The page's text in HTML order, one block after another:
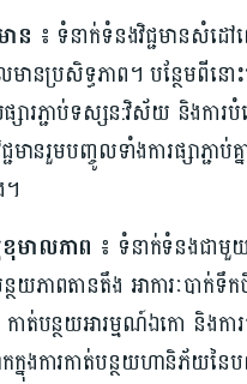
ន ៖ ទំនាក់ទំនង​វិជ្ជមាន​សំដៅ
មាន​ប្រសិទ្ធភាព។ បន្ថែម​ពីន
ជាប់​ទស្សន:វិស័យ និង​ការបំព
មាន​រួមបញ្ចូល​ទាំងការ​ផ្សាភ្
។
មាលភាព​ ៖ ទំនាក់ទំនង​ជាមួ
ន្ថយ​ភាពតានតឹង អាការៈ​បាក់
ាត់បន្ថយ​អារម្មណ៍​ឯកោ និង​ការ​
នុងការ​កាត់បន្ថយ​ហានិភ័យ​នៃប